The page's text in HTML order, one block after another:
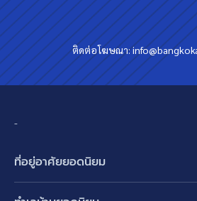
ติดต่อโฆษณา:
-
ที่อยู่อาศัยยอดนิยม